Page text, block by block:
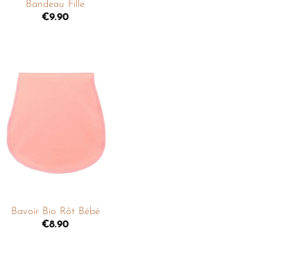
Bandeau Fille
€9.90
Ajouter
à la
liste de
souhaits
Bavoir Bio Rôt Bébé
€8.90